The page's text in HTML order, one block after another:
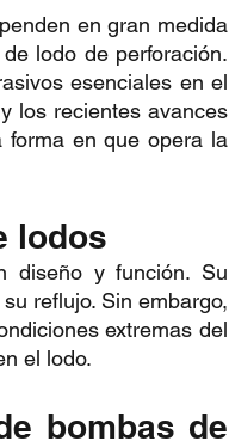
en gran medida
lodo de perforación.
esenciales en el
los recientes avances
en que opera la
lodos
diseño y función. Su
reflujo. Sin embargo,
extremas del
el lodo.
bombas de